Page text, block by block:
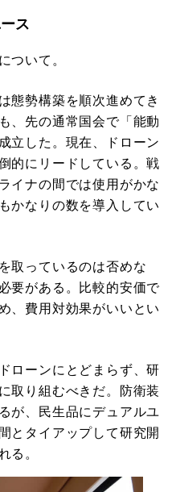
ス
ついて。
態勢構築を順次進めてき
、先の通常国会で「能動
立した。現在、ドローン
的にリードしている。戦
イナの間では使用がかな
かなりの数を導入してい
取っているのは否めな
要がある。比較的安価で
、費用対効果がいいとい
ローンにとどまらず、研
取り組むべきだ。防衛装
が、民生品にデュアルユ
とタイアップして研究開
る。